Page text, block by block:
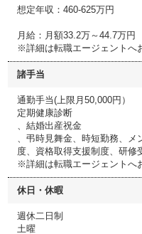
想定年収：460-625万円
月給：月額33.2万～44.7万円
※詳細は転職エージェントへ
諸手当
通勤手当(上限月50,000円）
定期健康診断
、結婚出産祝金
、弔時見舞金、時短勤務、メ
度、資格取得支援制度、研修
※詳細は転職エージェントへ
休日・休暇
週休二日制
土曜